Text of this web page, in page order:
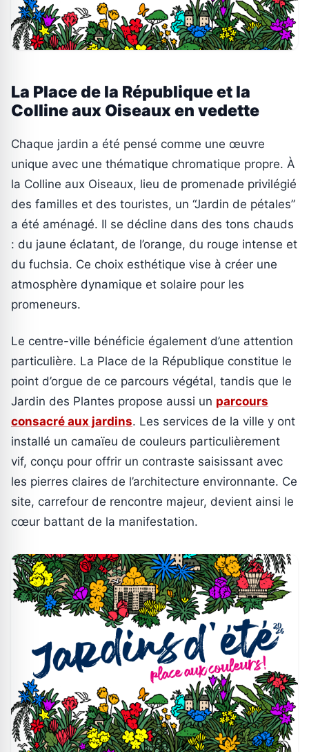
La Place de la République et la
Colline aux Oiseaux en vedette
Chaque jardin a été pensé comme une œuvre
unique avec une thématique chromatique propre. À
la Colline aux Oiseaux, lieu de promenade privilégié
des familles et des touristes, un “Jardin de pétales”
a été aménagé. Il se décline dans des tons chauds
: du jaune éclatant, de l’orange, du rouge intense et
du fuchsia. Ce choix esthétique vise à créer une
atmosphère dynamique et solaire pour les
promeneurs.
Le centre-ville bénéficie également d’une attention
particulière. La Place de la République constitue le
point d’orgue de ce parcours végétal, tandis que le
Jardin des Plantes propose aussi un parcours
consacré aux jardins. Les services de la ville y ont
installé un camaïeu de couleurs particulièrement
vif, conçu pour offrir un contraste saisissant avec
les pierres claires de l’architecture environnante. Ce
site, carrefour de rencontre majeur, devient ainsi le
cœur battant de la manifestation.